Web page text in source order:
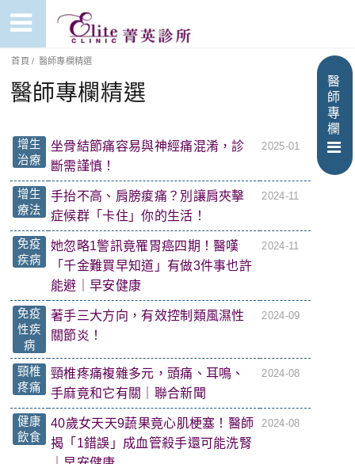
醫
師
專
欄
首頁 / 醫師專欄精選
醫師專欄精選
增生
治療
坐骨結節痛容易與神經痛混淆，診
斷需謹慎！
2025-01
增生
療法
手抬不高、肩膀痠痛？別讓肩夾擊
症候群「卡住」你的生活！
2024-11
免疫
疾病
她忽略1警訊竟罹胃癌四期！醫嘆
「千金難買早知道」有做3件事也許
能避｜早安健康
2024-11
免疫
性疾
病
著手三大方向，有效控制類風濕性
關節炎！
2024-09
頸椎
疼痛
頸椎疼痛複雜多元，頭痛、耳鳴、
手麻竟和它有關｜聯合新聞
2024-08
健康
飲食
40歲女天天9蔬果竟心肌梗塞！醫師
揭「1錯誤」成血管殺手還可能洗腎
2024-08